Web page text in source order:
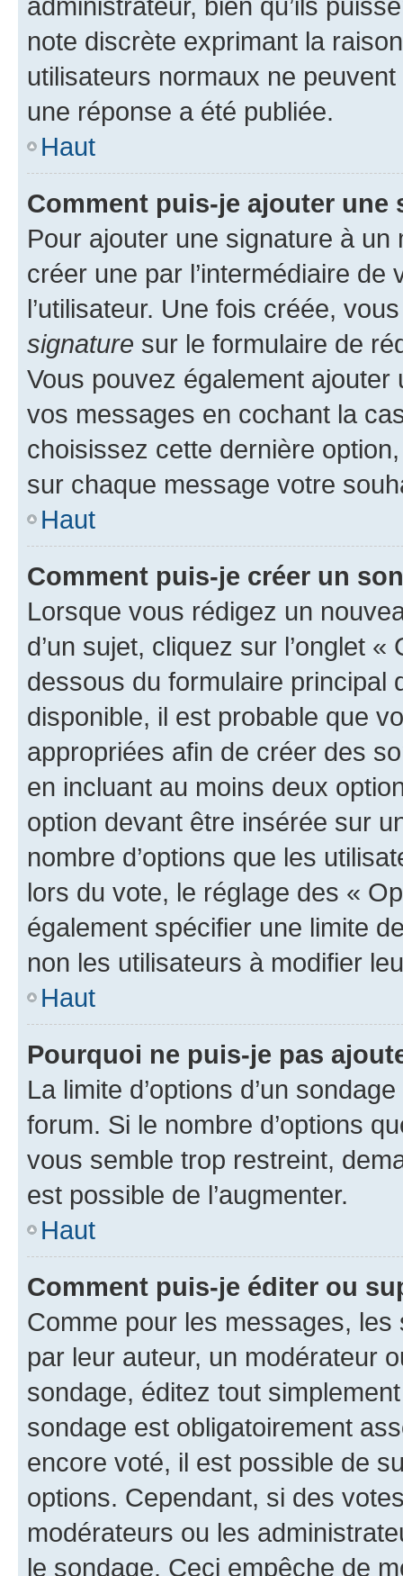
note discrète exprimant la
utilisateurs normaux ne
une réponse a été publiée.
Haut
Comment puis-je ajouter une
Pour ajouter une signature à un
créer une par l’intermédiaire
l’utilisateur. Une fois créée,
signature sur le formulaire de
Vous pouvez également
vos messages en cochant la
choisissez cette dernière
sur chaque message votre
Haut
Comment puis-je créer un
Lorsque vous rédigez un
d’un sujet, cliquez sur l’onglet
dessous du formulaire principal
disponible, il est probable que
appropriées afin de créer des
en incluant au moins deux
option devant être insérée sur
nombre d’options que les
lors du vote, le réglage des «
également spécifier une limite
non les utilisateurs à modifier
Haut
Pourquoi ne puis-je pas
La limite d’options d’un
forum. Si le nombre d’options
vous semble trop restreint,
est possible de l’augmenter.
Haut
Comment puis-je éditer ou
Comme pour les messages,
par leur auteur, un modérateur
sondage, éditez tout
sondage est obligatoirement
encore voté, il est possible de
options. Cependant, si des
modérateurs ou les
le sondage. Ceci empêche de